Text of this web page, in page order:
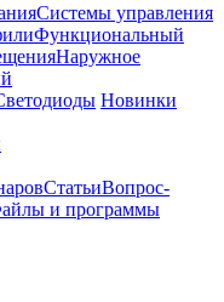
Системы управления
Функциональный
Наружное
Новинки
СтатьиВопрос-
и программы